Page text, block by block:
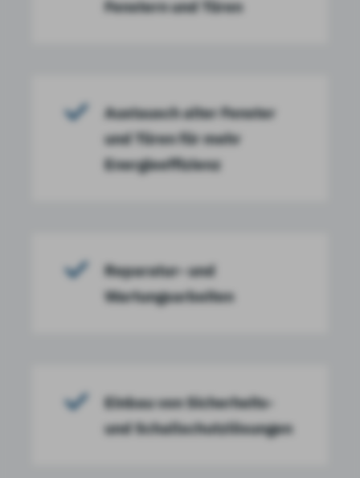
Fenstern und Türen
Austausch alter Fenster
und Türen für mehr
Energieeffizienz
Reparatur- und
Wartungsarbeiten
Einbau von Sicherheits-
und Schallschutzlösungen